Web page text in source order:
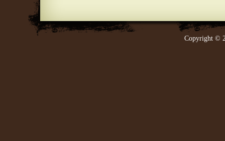
Copyright ©